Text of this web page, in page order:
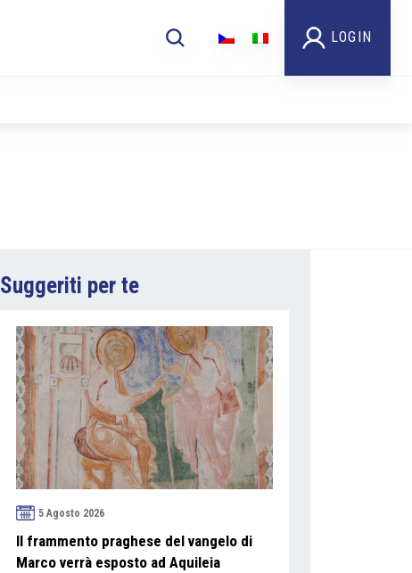
LOGIN
Suggeriti per te
5 Agosto 2026
Il frammento praghese del vangelo di
Marco verrà esposto ad Aquileia